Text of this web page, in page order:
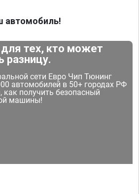
автомобиль!
тех, кто может
разницу.
сети Евро Чип Тюнинг
автомобилей в 50+ городах РФ
получить безопасный
машины!